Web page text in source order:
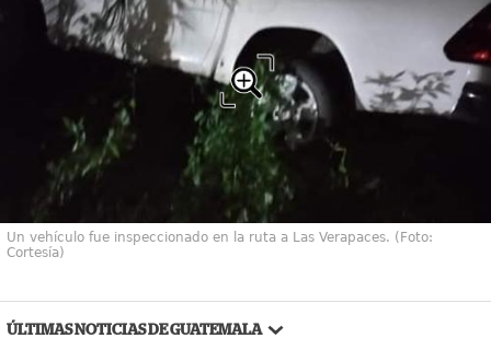
Un vehículo fue inspeccionado en la ruta a Las Verapaces. (Foto:
Cortesía)
ÚLTIMAS NOTICIAS DE GUATEMALA